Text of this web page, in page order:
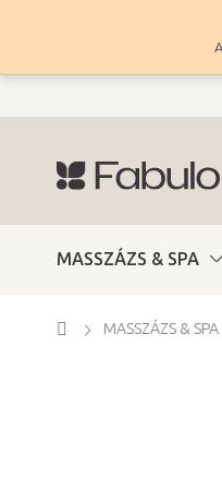
tartalomhoz
MASSZÁZS & SPA
Kezdőlap
MASSZÁZS & SPA